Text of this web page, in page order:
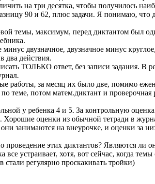
на три десятка, чтобы получилось
90 и 62, плюс задачи. Я понимаю,
темы, максимум, перед диктантом был
двузначное, двузначное минус
два действия.
ТОЛЬКО ответ, без записи задания. В
работы, за месяц их было две, помимо
теме, потом матем.диктант и проверочная
у ребенка 4 и 5. За контрольную
Хорошие оценки из обычной тетради в
занимаются на внеурочке, и оценки за
проведение этих диктантов? Являются ли
все устраивает, хотя, вот сейчас, когда
регулярно проскакивать тройки)